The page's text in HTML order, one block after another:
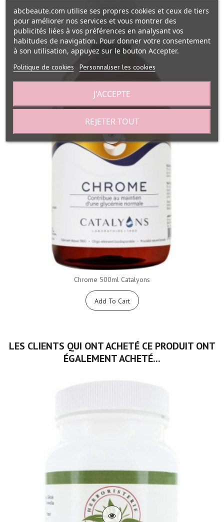
Chrome 500ml Catalyons
Add To Cart
LES CLIENTS QUI ONT ACHETÉ CE PRODUIT ONT
ÉGALEMENT ACHETÉ...
abcbeaute.com utilise ses propres cookies et ceux de tiers
pour améliorer nos services et vous montrer des
publicités liées à vos préférences en analysant vos
habitudes de navigation. Pour donner votre consentement
à son utilisation, appuyez sur le bouton Accepter.
Politique de cookies Personnaliser les cookies
REJETER TOUT
J'ACCEPTE